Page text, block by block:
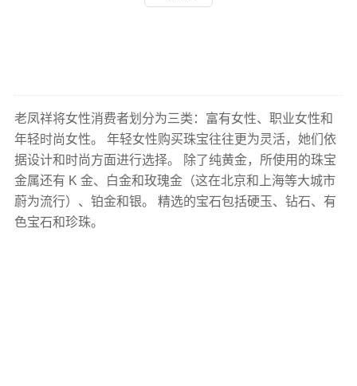
老凤祥将女性消费者划分为三类：富有女性、职业女性和
年轻时尚女性。 年轻女性购买珠宝往往更为灵活，她们依
据设计和时尚方面进行选择。 除了纯黄金，所使用的珠宝
金属还有 K 金、白金和玫瑰金（这在北京和上海等大城市
蔚为流行）、铂金和银。 精选的宝石包括硬玉、钻石、有
色宝石和珍珠。